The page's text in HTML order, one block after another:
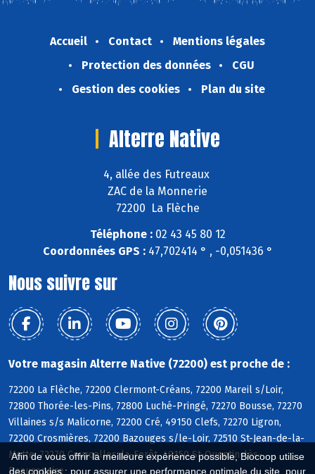
Afin de vous offrir la meilleure expérience possible, Biocoop utilise
des cookies : pour assurer une performance optimale du site, pour
Accueil Contact
Mentions légales
Protection des données
CGU
Gestion des cookies
Plan du site
Alterre Native
4, allée des Futreaux
ZAC de la Monnerie
72200 La Flèche
Téléphone :02 43 45 80 12
Coordonnées GPS :47,702414 ° , -0,051436 °
Nous suivre sur
Votre magasin Alterre Native (72200) est proche de :
72200 La Flèche, 72200 Clermont-Créans, 72200 Mareil s/Loir,
72800 Thorée-les-Pins, 72800 Luché-Pringé, 72270 Bousse, 72270
Villaines s/s Malicorne, 72200 Cré, 49150 Clefs, 72270 Ligron,
72200 Crosmières, 72200 Bazouges s/le-Loir, 72510 St-Jean-de-la-
Motte, 72270 Courcelles-la-Forêt, 49150 St-Quentin-lès-
Beaurepaire